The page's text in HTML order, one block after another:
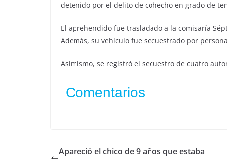
detenido por el delito de cohecho en grado de
El aprehendido fue trasladado a la comisaría
Además, su vehículo fue secuestrado por
Asimismo, se registró el secuestro de cuatro
Comentarios
Apareció el chico de 9 años que estaba